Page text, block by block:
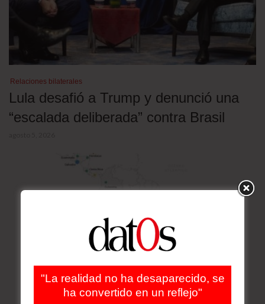
Relaciones bilaterales
Lula desafió a Trump y denunció una
“escalada deliberada” contra Brasil
"La realidad no ha desaparecido, se
ha convertido en un reflejo"